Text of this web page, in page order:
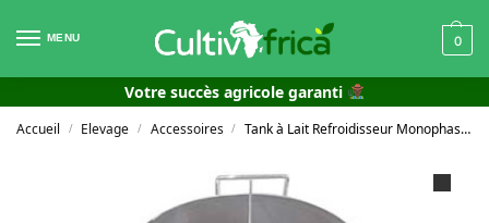
MENU 0
Votre succès agricole garanti
Accueil / Elevage / Accessoires / Tank à Lait Refroidisseur Monophasé 220V 50Hz